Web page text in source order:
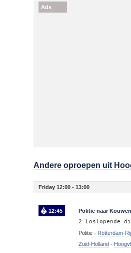
Ads
Andere oproepen uit
Friday 12:00 - 13:00
12:45 Politie naar
2 Loslopende
Politie - Rotterdam-
Zuid-Holland -